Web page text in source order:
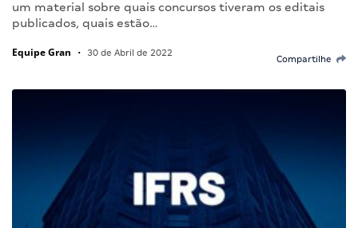
um material sobre quais concursos tiveram os editais
publicados, quais estão…
Equipe Gran • 30 de Abril de 2022
Compartilhe